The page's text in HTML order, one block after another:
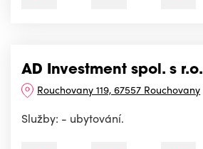
AD Investment spol. s r.o.
Rouchovany 119, 67557 Rouchovany
Služby: - ubytování.